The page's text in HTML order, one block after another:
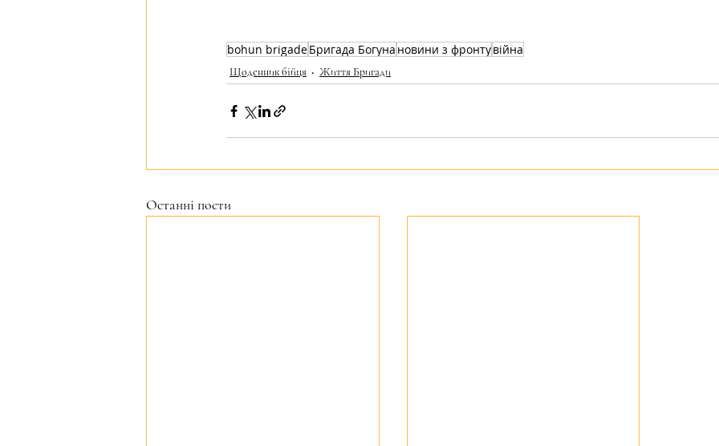
bohun brigadeБригада Богуна новини з фронтувійна
Щоденник бійця Життя Бригади
Останні пости